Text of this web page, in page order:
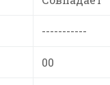
-----------
00